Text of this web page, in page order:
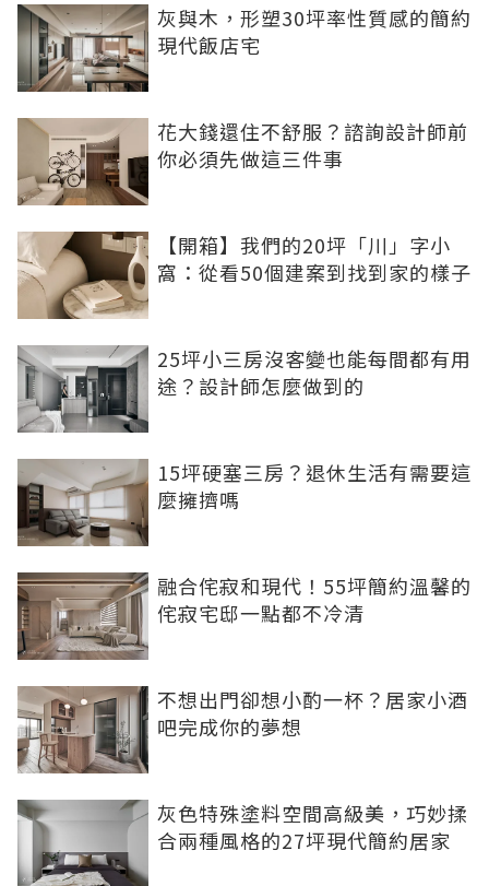
灰與木，形塑30坪率性質感的簡約
現代飯店宅
花大錢還住不舒服？諮詢設計師前
你必須先做這三件事
【開箱】我們的20坪「川」字小
窩：從看50個建案到找到家的樣子
25坪小三房沒客變也能每間都有用
途？設計師怎麼做到的
15坪硬塞三房？退休生活有需要這
麼擁擠嗎
融合侘寂和現代！55坪簡約溫馨的
侘寂宅邸一點都不冷清
不想出門卻想小酌一杯？居家小酒
吧完成你的夢想
灰色特殊塗料空間高級美，巧妙揉
合兩種風格的27坪現代簡約居家